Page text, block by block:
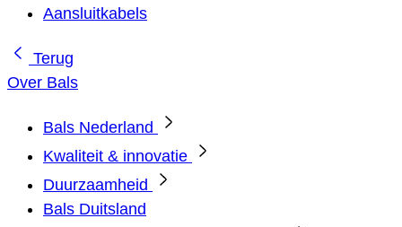
Aansluitkabels
Terug
Over Bals
Bals Nederland
Kwaliteit & innovatie
Duurzaamheid
Bals Duitsland